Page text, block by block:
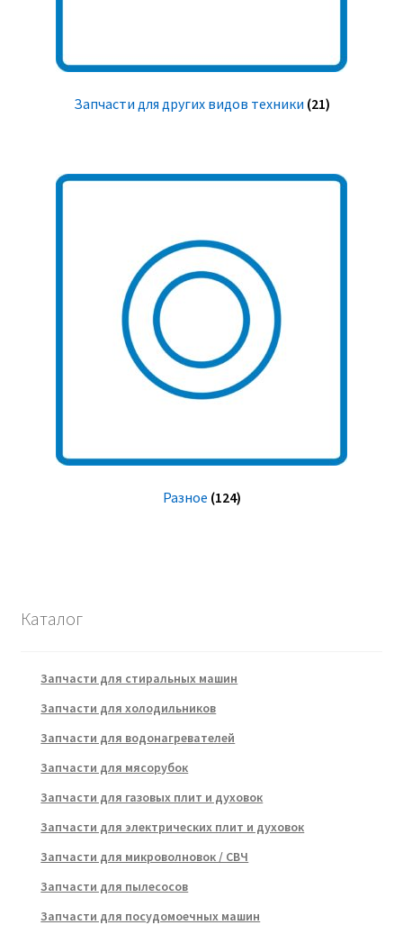
Запчасти для других видов техники (21)
Разное (124)
Каталог
Запчасти для стиральных машин
Запчасти для холодильников
Запчасти для водонагревателей
Запчасти для мясорубок
Запчасти для газовых плит и духовок
Запчасти для электрических плит и духовок
Запчасти для микроволновок / СВЧ
Запчасти для пылесосов
Запчасти для посудомоечных машин